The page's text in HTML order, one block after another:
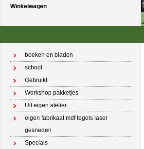
Winkelwagen
boeken en bladen
school
Gebruikt
Workshop pakketjes
Uit eigen atelier
eigen fabrikaat mdf tegels laser
gesneden
Specials